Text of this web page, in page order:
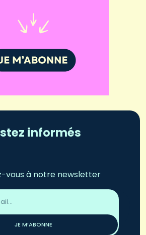
informés
vous à notre newsletter
JE M’ABONNE